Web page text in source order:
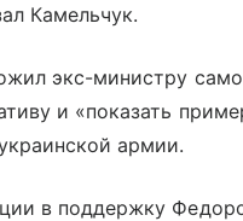
Камельчук.
экс-министру
и «показать
армии.
в поддержку